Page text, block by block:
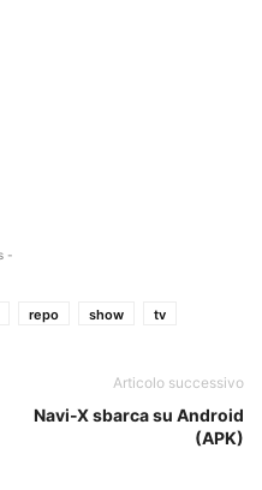
-
repo show tv
Articolo successivo
Navi-X sbarca su Android
(APK)